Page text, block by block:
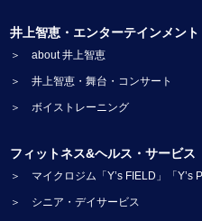
井上智恵・エンターテインメント
＞ about 井上智恵
＞ 井上智恵・舞台・コンサート
＞ ボイストレーニング
フィットネス&ヘルス・サービス
＞ マイクロジム「Y’s FIELD」「Y’s
＞ シニア・デイサービス